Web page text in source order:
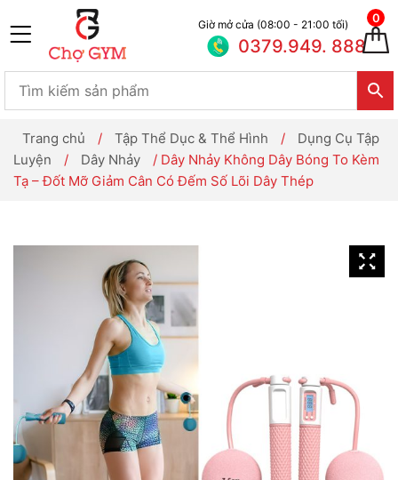
Giờ mở cửa (08:00 - 21:00 tối)
0379.949. 888
0
Trang chủ / Tập Thể Dục & Thể Hình /
Dụng Cụ Tập
Luyện
/ Dây Nhảy
/ Dây Nhảy Không Dây Bóng To Kèm
Tạ – Đốt Mỡ Giảm Cân Có Đếm Số Lõi Dây Thép